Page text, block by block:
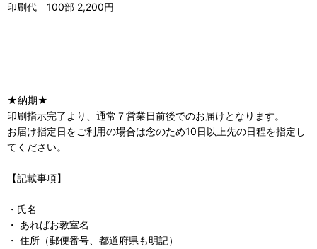
印刷代 100部 2,200円
★納期★
印刷指示完了より、通常７営業日前後でのお届けとなります。
お届け指定日をご利用の場合は念のため10日以上先の日程を指定し
てください。
【記載事項】
・氏名
・ あればお教室名
・ 住所（郵便番号、都道府県も明記）